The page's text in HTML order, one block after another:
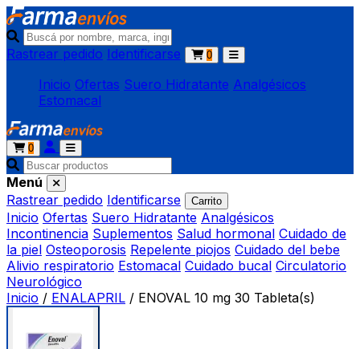
Rastrear pedido Identificarse 0
Inicio Ofertas Suero Hidratante Analgésicos
Estomacal
0
Menú
Rastrear pedido Identificarse Carrito
Inicio Ofertas Suero Hidratante Analgésicos
Incontinencia Suplementos Salud hormonal Cuidado de
la piel Osteoporosis Repelente piojos Cuidado del bebe
Alivio respiratorio Estomacal Cuidado bucal Circulatorio
Neurológico
Inicio / ENALAPRIL / ENOVAL 10 mg 30 Tableta(s)